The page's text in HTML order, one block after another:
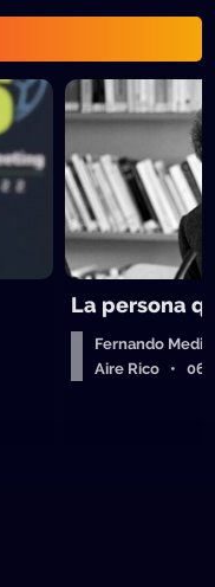
La persona
Fernando
Aire Rico •